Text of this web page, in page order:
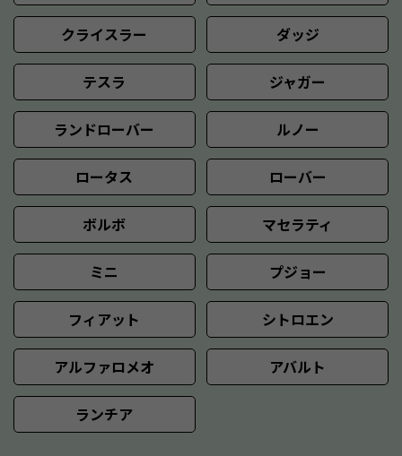
クライスラー ダッジ
テスラ ジャガー
ランドローバー ルノー
ロータス ローバー
ボルボ マセラティ
ミニ プジョー
フィアット シトロエン
アルファロメオ アバルト
ランチア